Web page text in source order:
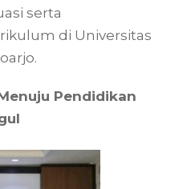
serta
di Universitas
Pendidikan